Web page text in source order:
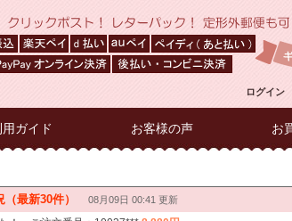
ログイン
用ガイド お客様の声 お